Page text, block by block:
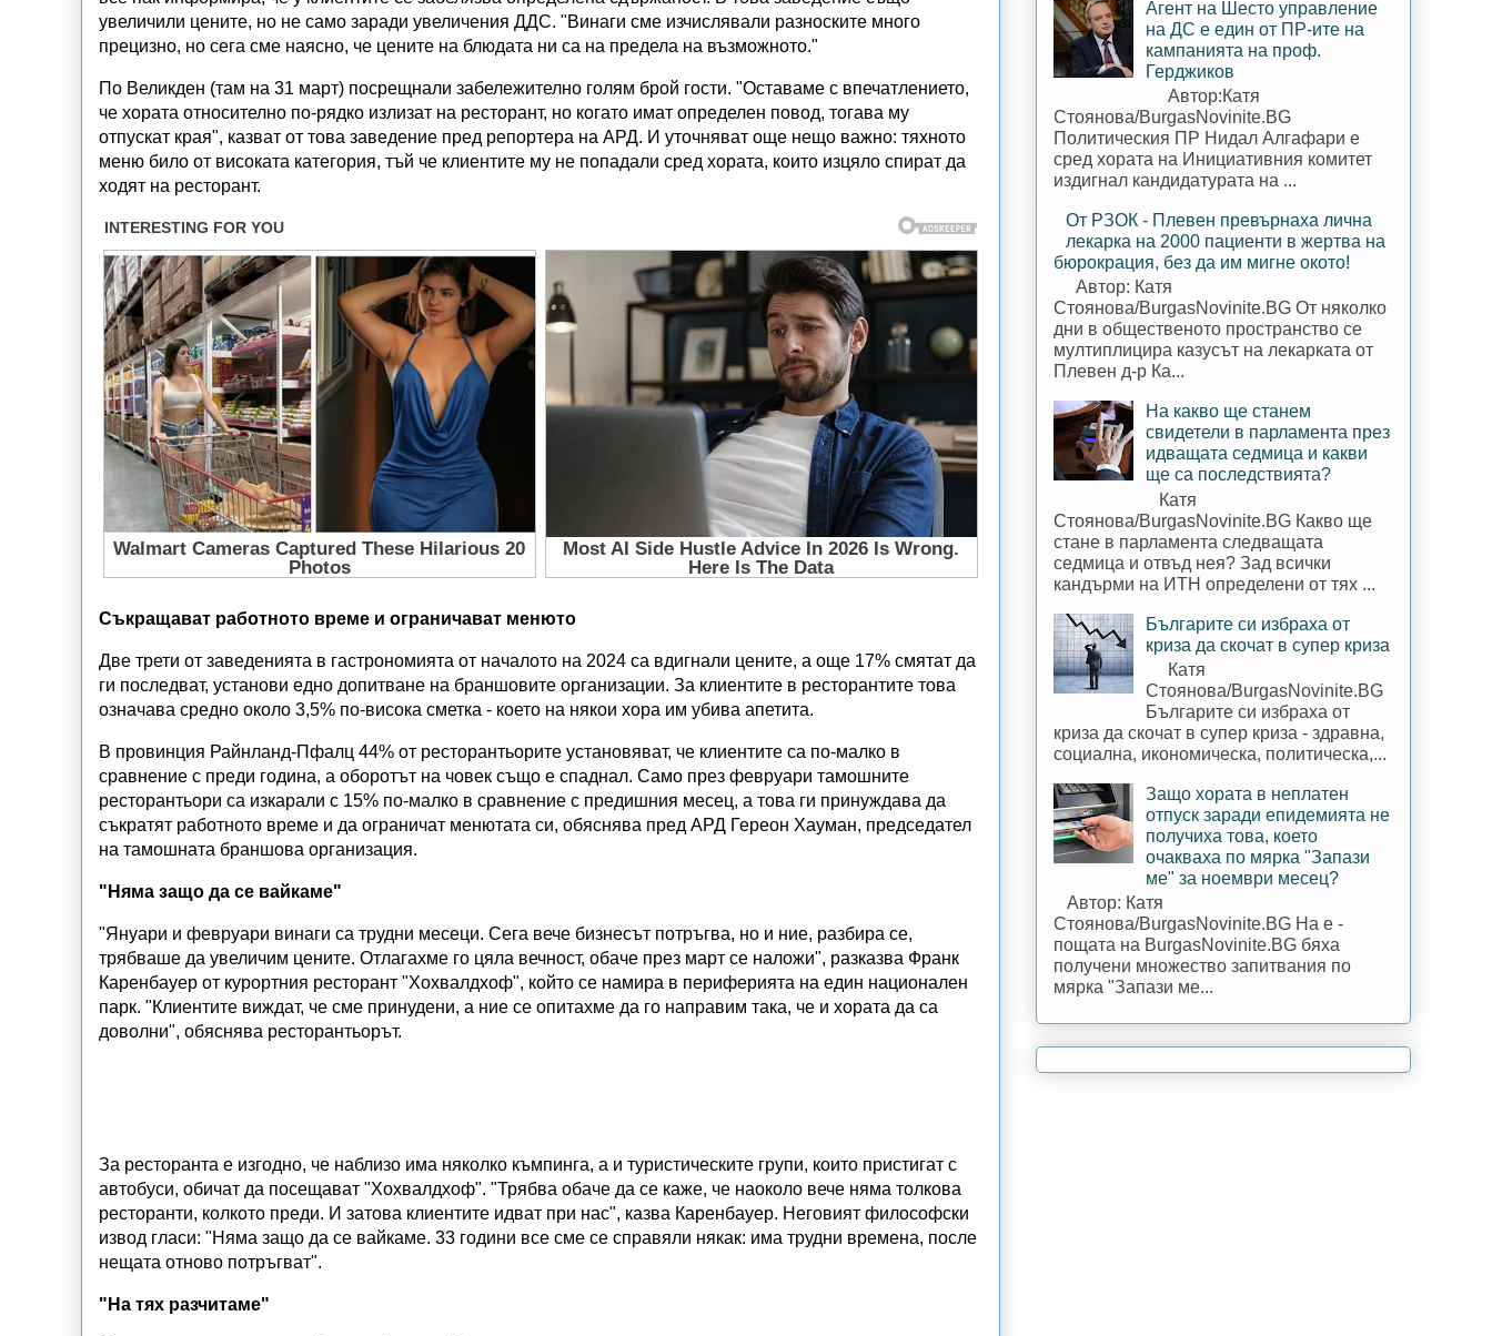
увеличили цените, но не само заради увеличения ДДС. "Винаги сме изчислявали разноските много
прецизно, но сега сме наясно, че цените на блюдата ни са на предела на възможното."
По Великден (там на 31 март) посрещнали забележително голям брой гости. "Оставаме с впечатлението,
че хората относително по-рядко излизат на ресторант, но когато имат определен повод, тогава му
отпускат края", казват от това заведение пред репортера на АРД. И уточняват още нещо важно: тяхното
меню било от високата категория, тъй че клиентите му не попадали сред хората, които изцяло спират да
ходят на ресторант.
Съкращават работното време и ограничават менюто
Две трети от заведенията в гастрономията от началото на 2024 са вдигнали цените, а още 17% смятат да
ги последват, установи едно допитване на браншовите организации. За клиентите в ресторантите това
означава средно около 3,5% по-висока сметка - което на някои хора им убива апетита.
В провинция Райнланд-Пфалц 44% от ресторантьорите установяват, че клиентите са по-малко в
сравнение с преди година, а оборотът на човек също е спаднал. Само през февруари тамошните
ресторантьори са изкарали с 15% по-малко в сравнение с предишния месец, а това ги принуждава да
съкратят работното време и да ограничат менютата си, обяснява пред АРД Гереон Хауман, председател
на тамошната браншова организация.
"Няма защо да се вайкаме"
"Януари и февруари винаги са трудни месеци. Сега вече бизнесът потръгва, но и ние, разбира се,
трябваше да увеличим цените. Отлагахме го цяла вечност, обаче през март се наложи", разказва Франк
Каренбауер от курортния ресторант "Хохвалдхоф", който се намира в периферията на един национален
парк. "Клиентите виждат, че сме принудени, а ние се опитахме да го направим така, че и хората да са
доволни", обяснява ресторантьорът.
За ресторанта е изгодно, че наблизо има няколко къмпинга, а и туристическите групи, които пристигат с
автобуси, обичат да посещават "Хохвалдхоф". "Трябва обаче да се каже, че наоколо вече няма толкова
ресторанти, колкото преди. И затова клиентите идват при нас", казва Каренбауер. Неговият философски
извод гласи: "Няма защо да се вайкаме. 33 години все сме се справяли някак: има трудни времена, после
нещата отново потръгват".
"На тях разчитаме"
Агент на Шесто управление
на ДС е един от ПР-ите на
кампанията на проф.
Герджиков
Автор:Катя
Стоянова/BurgasNovinite.BG
Политическия ПР Нидал Алгафари е
сред хората на Инициативния комитет
издигнал кандидатурата на ...
От РЗОК - Плевен превърнаха лична
лекарка на 2000 пациенти в жертва на
бюрокрация, без да им мигне окото!
Автор: Катя
Стоянова/BurgasNovinite.BG От няколко
дни в общественото пространство се
мултиплицира казусът на лекарката от
Плевен д-р Ка...
На какво ще станем
свидетели в парламента през
идващата седмица и какви
ще са последствията?
Катя
Стоянова/BurgasNovinite.BG Какво ще
стане в парламента следващата
седмица и отвъд нея? Зад всички
кандърми на ИТН определени от тях ...
Българите си избраха от
криза да скочат в супер криза
Катя
Стоянова/BurgasNovinite.BG
Българите си избраха от
криза да скочат в супер криза - здравна,
социална, икономическа, политическа,...
Защо хората в неплатен
отпуск заради епидемията не
получиха това, което
очакваха по мярка "Запази
ме" за ноември месец?
Автор: Катя
Стоянова/BurgasNovinite.BG На е -
пощата на BurgasNovinite.BG бяха
получени множество запитвания по
мярка "Запази ме...